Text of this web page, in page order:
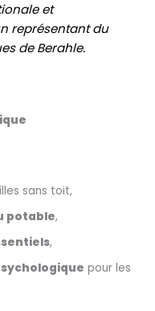
et
représentant du
de Berahle.
sans toit,
potable,
,
pour les